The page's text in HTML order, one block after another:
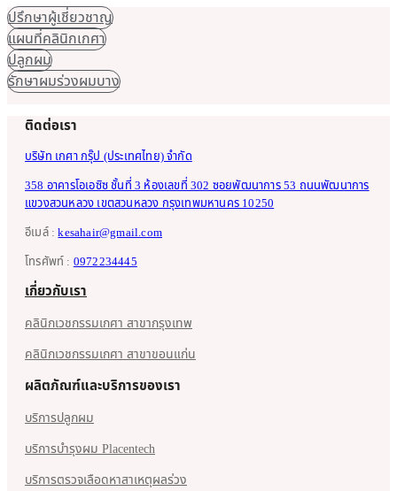
ปรึกษาผู้เชี่ยวชาญ
แผนที่คลินิกเกศา
ปลูกผม
รักษาผมร่วงผมบาง
ติดต่อเรา
บริษัท เกศา กรุ๊ป (ประเทศไทย) จำกัด
358 อาคารโอเอซิซ ชั้นที่ 3 ห้องเลขที่ 302 ซอยพัฒนาการ 53 ถนนพัฒนาการ
แขวงสวนหลวง เขตสวนหลวง กรุงเทพมหานคร 10250
อีเมล์ :kesahair@gmail.com
โทรศัพท์ : 0972234445
เกี่ยวกับเรา
คลินิกเวชกรรมเกศา สาขากรุงเทพ
คลินิกเวชกรรมเกศา สาขาขอนแก่น
ผลิตภัณฑ์และบริการของเรา
บริการปลูกผม
บริการบำรุงผม Placentech
บริการตรวจเลือดหาสาเหตุผลร่วง